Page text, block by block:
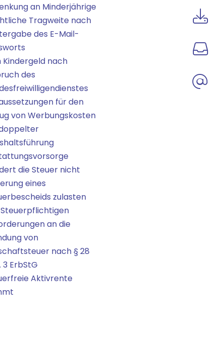
an Minderjährige
Tragweite nach
des E-Mail-
Kindergeld nach
des
für den
von Werbungskosten
die Steuer nicht
eines
zulasten
an die
von
nach § 28
3 ErbStG
Aktivrente